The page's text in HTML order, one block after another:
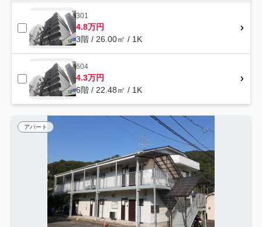
301
4.8万円
3階 / 26.00㎡ / 1K
604
4.3万円
6階 / 22.48㎡ / 1K
アパート